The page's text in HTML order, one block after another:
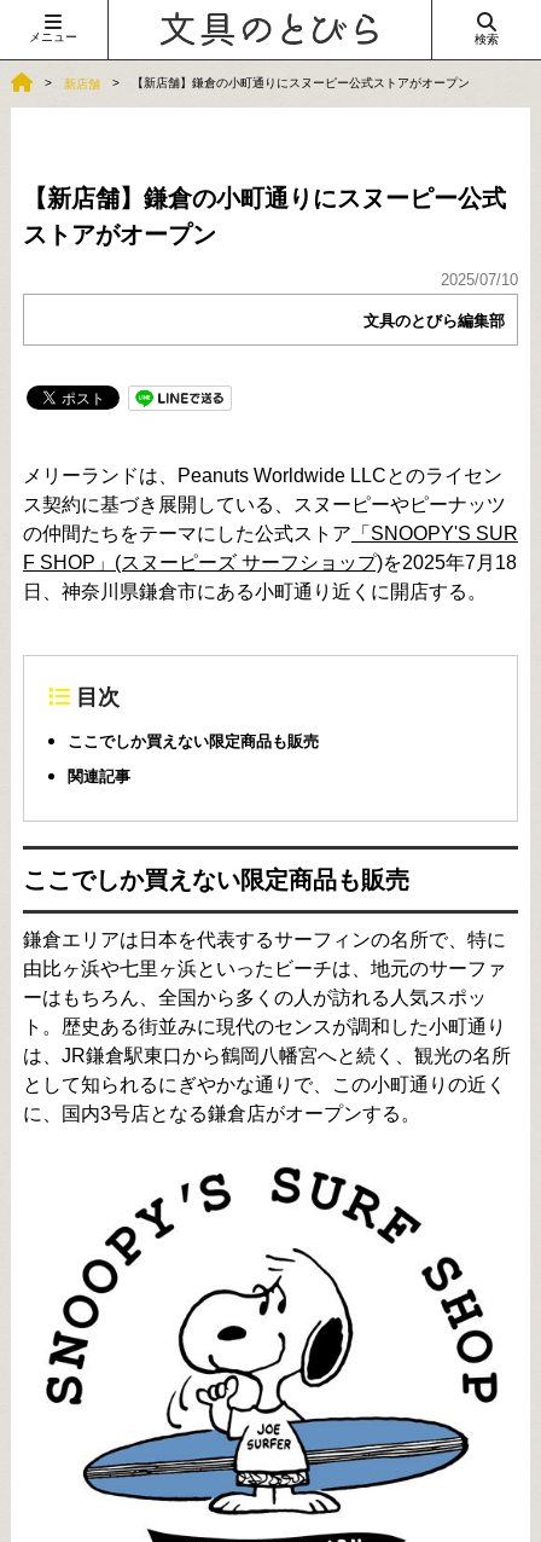
メニュー 検索
新店舗 【新店舗】鎌倉の小町通りにスヌーピー公式ストアがオープン
【新店舗】鎌倉の小町通りにスヌーピー公式
ストアがオープン
2025/07/10
文具のとびら編集部
メリーランドは、Peanuts Worldwide LLCとのライセン
ス契約に基づき展開している、スヌーピーやピーナッツ
の仲間たちをテーマにした公式ストア 「SNOOPY'S SUR
F SHOP」(スヌーピーズ サーフショップ)を2025年7月18
日、神奈川県鎌倉市にある小町通り近くに開店する。
目次
ここでしか買えない限定商品も販売
関連記事
ここでしか買えない限定商品も販売
鎌倉エリアは日本を代表するサーフィンの名所で、特に
由比ヶ浜や七里ヶ浜といったビーチは、地元のサーファ
ーはもちろん、全国から多くの人が訪れる人気スポッ
ト。歴史ある街並みに現代のセンスが調和した小町通り
は、JR鎌倉駅東口から鶴岡八幡宮へと続く、観光の名所
として知られるにぎやかな通りで、この小町通りの近く
に、国内3号店となる鎌倉店がオープンする。